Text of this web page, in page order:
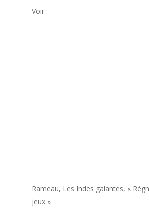
Voir :
Rameau, Les Indes galantes, «
jeux »